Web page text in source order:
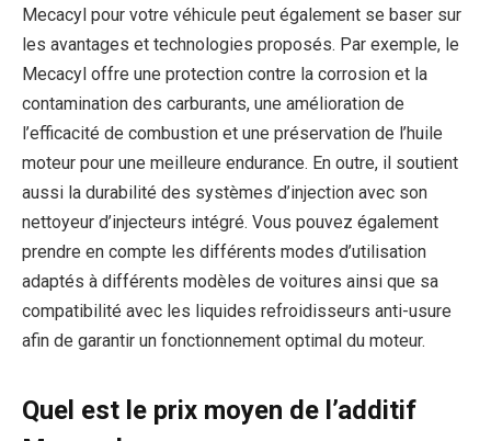
Mecacyl pour votre véhicule peut également se baser sur
les avantages et technologies proposés. Par exemple, le
Mecacyl offre une protection contre la corrosion et la
contamination des carburants, une amélioration de
l’efficacité de combustion et une préservation de l’huile
moteur pour une meilleure endurance. En outre, il soutient
aussi la durabilité des systèmes d’injection avec son
nettoyeur d’injecteurs intégré. Vous pouvez également
prendre en compte les différents modes d’utilisation
adaptés à différents modèles de voitures ainsi que sa
compatibilité avec les liquides refroidisseurs anti-usure
afin de garantir un fonctionnement optimal du moteur.
Quel est le prix moyen de l’additif